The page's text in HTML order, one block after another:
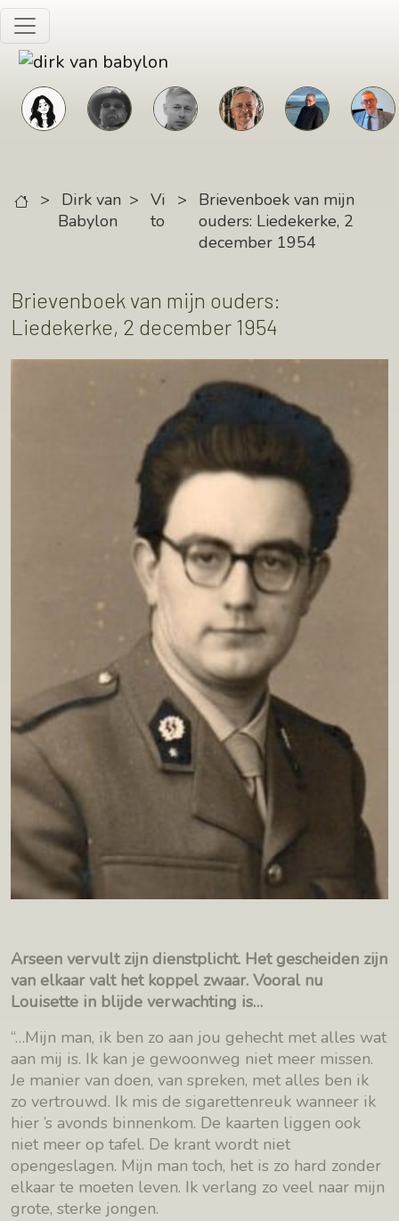
Skip to main content
>
Dirk van
Babylon
> Vi
to
>
Brievenboek van mijn
ouders: Liedekerke, 2
december 1954
Brievenboek van mijn ouders:
Liedekerke, 2 december 1954
Arseen vervult zijn dienstplicht. Het gescheiden zijn
van elkaar valt het koppel zwaar. Vooral nu
Louisette in blijde verwachting is…
“…Mijn man, ik ben zo aan jou gehecht met alles wat
aan mij is. Ik kan je gewoonweg niet meer missen.
Je manier van doen, van spreken, met alles ben ik
zo vertrouwd. Ik mis de sigarettenreuk wanneer ik
hier ’s avonds binnenkom. De kaarten liggen ook
niet meer op tafel. De krant wordt niet
opengeslagen. Mijn man toch, het is zo hard zonder
elkaar te moeten leven. Ik verlang zo veel naar mijn
grote, sterke jongen.